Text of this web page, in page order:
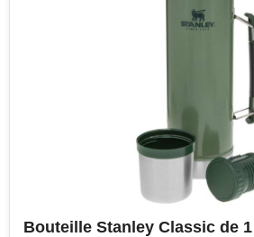
Bouteille Stanley Classic de 1